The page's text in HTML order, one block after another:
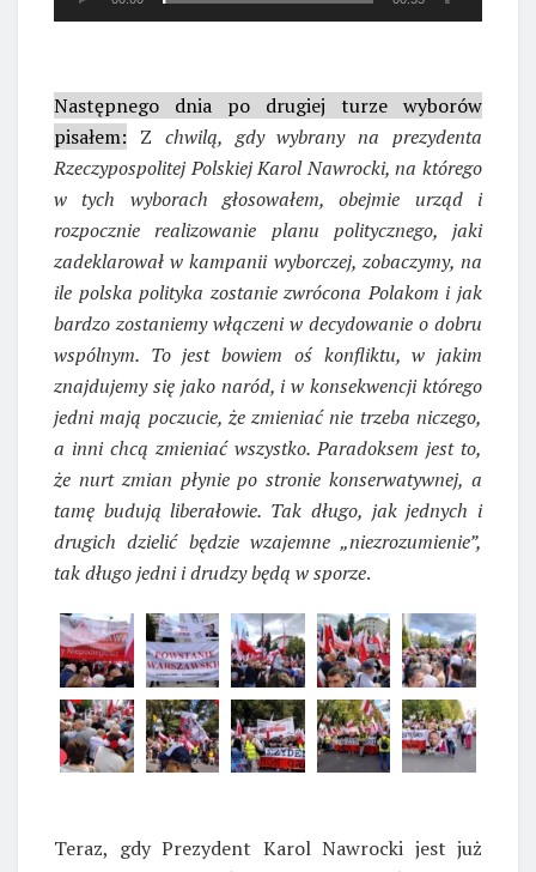
Następnego dnia po drugiej turze wyborów
pisałem: Z chwilą, gdy wybrany na prezydenta
Rzeczypospolitej Polskiej Karol Nawrocki, na którego
w tych wyborach głosowałem, obejmie urząd i
rozpocznie realizowanie planu politycznego, jaki
zadeklarował w kampanii wyborczej, zobaczymy, na
ile polska polityka zostanie zwrócona Polakom i jak
bardzo zostaniemy włączeni w decydowanie o dobru
wspólnym. To jest bowiem oś konfliktu, w jakim
znajdujemy się jako naród, i w konsekwencji którego
jedni mają poczucie, że zmieniać nie trzeba niczego,
a inni chcą zmieniać wszystko. Paradoksem jest to,
że nurt zmian płynie po stronie konserwatywnej, a
tamę budują liberałowie. Tak długo, jak jednych i
drugich dzielić będzie wzajemne „niezrozumienie”,
tak długo jedni i drudzy będą w sporze.
Teraz, gdy Prezydent Karol Nawrocki jest już